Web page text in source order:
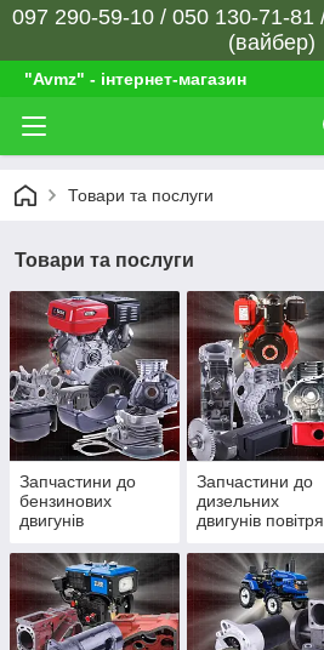
097 290-59-10 / 050 130-71-81
(вайбер)
"Avmz" - інтернет-магазин
Товари та послуги
Товари та послуги
Запчастини до
бензинових
двигунів
Запчастини до
дизельних
двигунів